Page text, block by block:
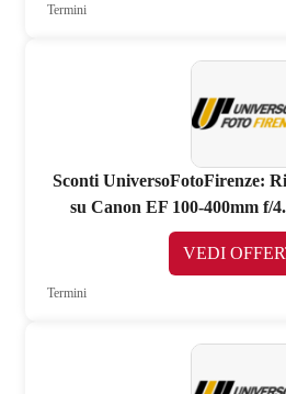
Termini
Sconti UniversoFotoFirenze:
su Canon EF 100-400mm f/
VEDI
Termini